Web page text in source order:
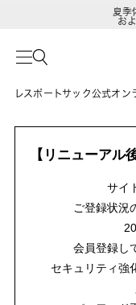
夏季
お
レスポートサック公式オン
【リニューアル
サイ
ご登録状況
会員登録し
セキュリティ強